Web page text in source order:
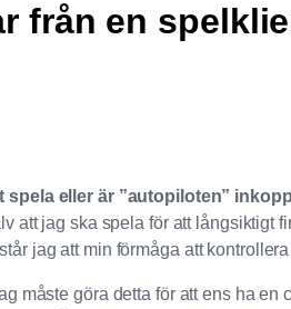
från en
spela eller är ”autopiloten”
att jag ska spela för att
jag att min förmåga att
måste göra detta för att ens ha